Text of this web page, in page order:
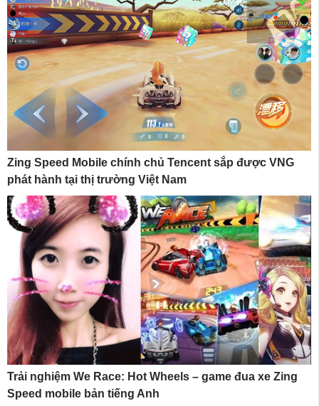
Zing Speed Mobile chính chủ Tencent sắp được VNG
phát hành tại thị trường Việt Nam
Trải nghiệm We Race: Hot Wheels – game đua xe Zing
Speed mobile bản tiếng Anh